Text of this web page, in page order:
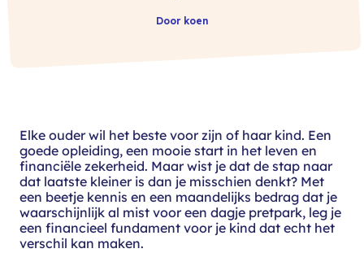
Door koen
Elke ouder wil het beste voor zijn of haar kind. Een
goede opleiding, een mooie start in het leven en
financiële zekerheid. Maar wist je dat de stap naar
dat laatste kleiner is dan je misschien denkt? Met
een beetje kennis en een maandelijks bedrag dat je
waarschijnlijk al mist voor een dagje pretpark, leg je
een financieel fundament voor je kind dat echt het
verschil kan maken.